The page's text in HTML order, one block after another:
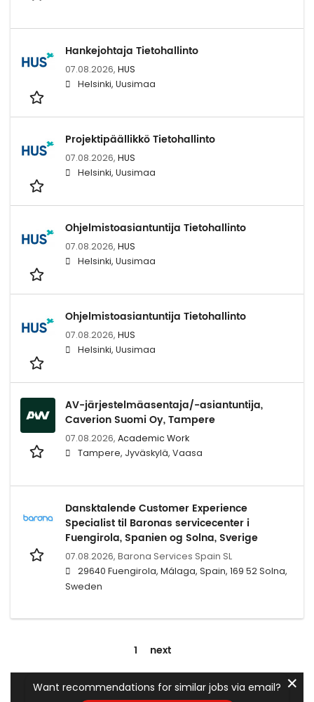
Hankejohtaja Tietohallinto
07.08.2026, HUS
Helsinki, Uusimaa
Projektipäällikkö Tietohallinto
07.08.2026, HUS
Helsinki, Uusimaa
Ohjelmistoasiantuntija Tietohallinto
07.08.2026, HUS
Helsinki, Uusimaa
Ohjelmistoasiantuntija Tietohallinto
07.08.2026, HUS
Helsinki, Uusimaa
AV-järjestelmäasentaja/-asiantuntija,
Caverion Suomi Oy, Tampere
07.08.2026, Academic Work
Tampere, Jyväskylä, Vaasa
Dansktalende Customer Experience
Specialist til Baronas servicecenter i
Fuengirola, Spanien og Solna, Sverige
07.08.2026, Barona Services Spain SL
29640 Fuengirola, Málaga, Spain, 169 52 Solna,
Sweden
1 next
Want recommendations for similar jobs via email? ✕